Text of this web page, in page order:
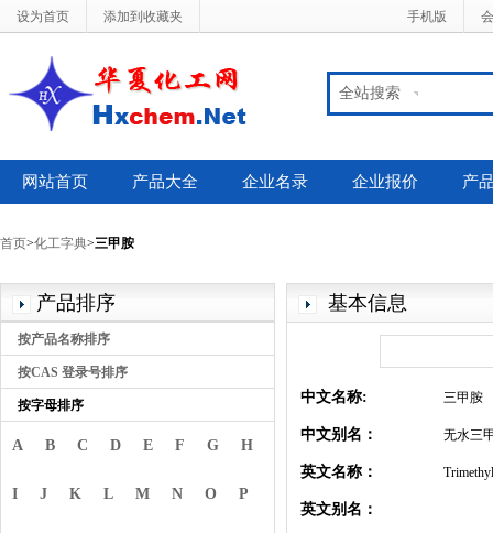
设为首页 添加到收藏夹 手机版
全站搜索
网站首页 产品大全 企业名录 企业报价 产
首页>化工字典>三甲胺
产品排序
按产品名称排序
按CAS 登录号排序
按字母排序
A B C D E F G H
I J K L M N O P
基本信息
中文名称: 三甲胺
中文别名： 无水三
英文名称：
英文别名：